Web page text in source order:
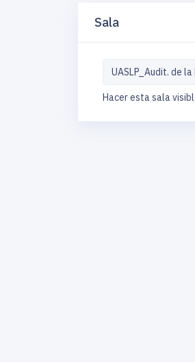
Sala
Hacer esta sala